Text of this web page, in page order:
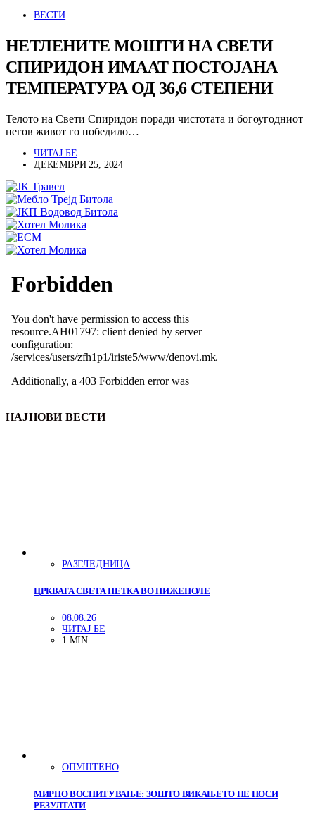
ВЕСТИ
НЕТЛЕНИТЕ МОШТИ НА СВЕТИ
СПИРИДОН ИМААТ ПОСТОЈАНА
ТЕМПЕРАТУРА ОД 36,6 СТЕПЕНИ
Телото на Свети Спиридон поради чистотата и богоугодниот
негов живот го победило…
ЧИТАЈ БЕ
ДЕКЕМВРИ 25, 2024
НАЈНОВИ ВЕСТИ
РАЗГЛЕДНИЦА
ЦРКВАТА СВЕТА ПЕТКА ВО НИЖЕПОЛЕ
08.08.26
ЧИТАЈ БЕ
1 MIN
ОПУШТЕНО
МИРНО ВОСПИТУВАЊЕ: ЗОШТО ВИКАЊЕТО НЕ НОСИ
РЕЗУЛТАТИ